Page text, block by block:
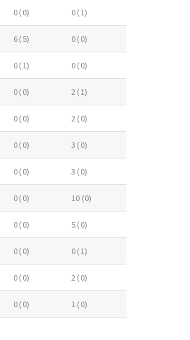
0 (0) 0 (1)
6 (5) 0 (0)
0 (1) 0 (0)
0 (0) 2 (1)
0 (0) 2 (0)
0 (0) 3 (0)
0 (0) 3 (0)
0 (0) 10 (0)
0 (0) 5 (0)
0 (0) 0 (1)
0 (0) 2 (0)
0 (0) 1 (0)